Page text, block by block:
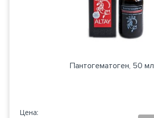
Пантогематоген, 50 мл
Цена: